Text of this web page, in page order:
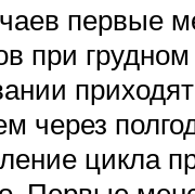
первые
при грудном
через
цикла